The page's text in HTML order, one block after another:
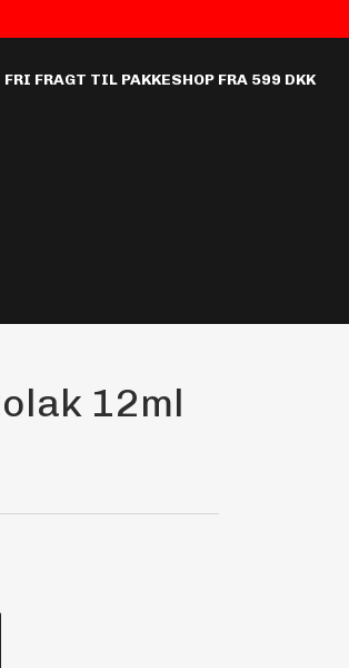
FRI FRAGT TIL PAKKESHOP FRA 599 DKK
12ml